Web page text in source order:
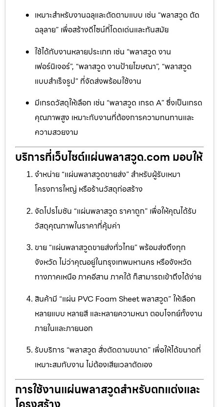
เหมาะสำหรับงานฉลุและตัดตามแบบ เช่น “พลาสวูด ตัด
ฉลุลาย” เพื่อสร้างดีไซน์ที่โดดเด่นและทันสมัย
ใช้ได้กับงานหลายประเภท เช่น “พลาสวูด งาน
เฟอร์นิเจอร์”, “พลาสวูด งานป้ายโฆษณา”, “พลาสวูด
แบบสำเร็จรูป” ที่จัดส่งพร้อมใช้งาน
มีเกรดวัสดุให้เลือก เช่น “พลาสวูด เกรด A” ซึ่งเป็นเกรด
คุณภาพสูง เหมาะกับงานที่ต้องการความทนทานและ
ความสวยงาม
บริการที่เว็บไซต์แผ่นพลาสวูด.com มอบให้
จำหน่าย “แผ่นพลาสวูดขายส่ง” สำหรับผู้รับเหมา
โครงการใหญ่ หรือร้านวัสดุก่อสร้าง
จัดโปรโมชัน “แผ่นพลาสวูด ราคาถูก” เพื่อให้คุณได้รับ
วัสดุคุณภาพในราคาที่คุ้มค่า
ขาย “แผ่นพลาสวูดขายส่งทั่วไทย” พร้อมส่งถึงทุก
จังหวัด ไม่ว่าคุณอยู่ในกรุงเทพมหานคร หรือจังหวัด
ทางภาคเหนือ ภาคอีสาน ภาคใต้ ก็สามารถเข้าถึงได้ง่าย
สินค้ามี “แผ่น PVC Foam Sheet พลาสวูด” ให้เลือก
หลายแบบ หลายสี และหลายความหนา ตอบโจทย์ทั้งงาน
ภายในและภายนอก
รับบริการ “พลาสวูด สั่งตัดตามขนาด” เพื่อให้ได้ขนาดที่
เหมาะสมกับงาน ไม่ต้องเสียเวลาตัดเอง
การใช้งานแผ่นพลาสวูดสำหรับตกแต่งและ